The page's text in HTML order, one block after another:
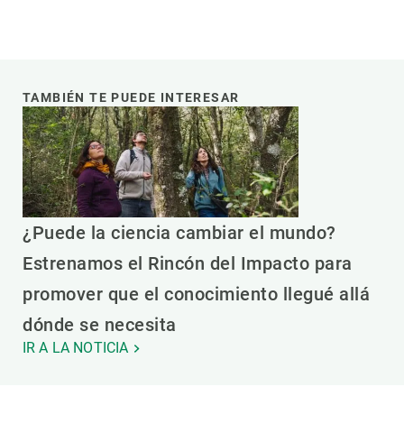
TAMBIÉN TE PUEDE INTERESAR
¿Puede la ciencia cambiar el mundo?
Estrenamos el Rincón del Impacto para
promover que el conocimiento llegué allá
dónde se necesita
IR A LA NOTICIA